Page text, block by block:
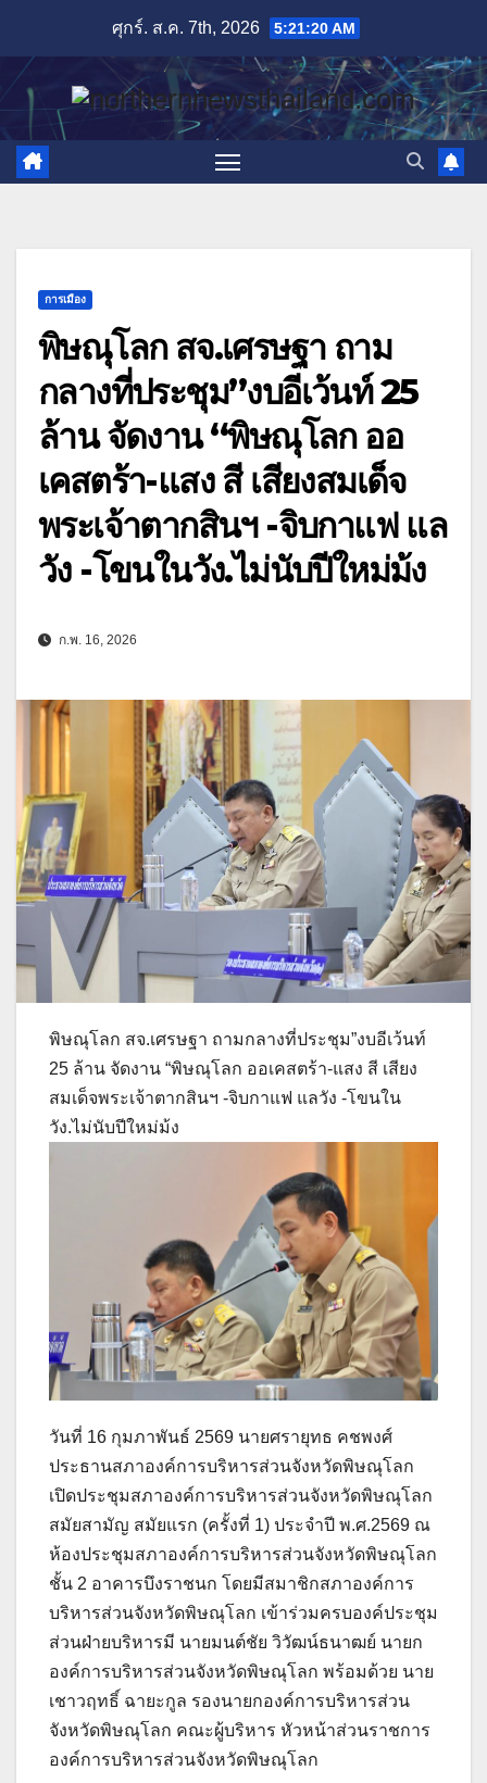
content
ศุกร์. ส.ค. 7th, 2026 5:21:21 AM
การเมือง
พิษณุโลก สจ.เศรษฐา ถาม
กลางที่ประชุม”งบอีเว้นท์ 25
ล้าน จัดงาน “พิษณุโลก ออ
เคสตร้า-แสง สี เสียงสมเด็จ
พระเจ้าตากสินฯ -จิบกาแฟ แล
วัง -โขนในวัง.ไม่นับปีใหม่ม้ง
ก.พ. 16, 2026
พิษณุโลก สจ.เศรษฐา ถามกลางที่ประชุม”งบอีเว้นท์
25 ล้าน จัดงาน “พิษณุโลก ออเคสตร้า-แสง สี เสียง
สมเด็จพระเจ้าตากสินฯ -จิบกาแฟ แลวัง -โขนใน
วัง.ไม่นับปีใหม่ม้ง
วันที่ 16 กุมภาพันธ์ 2569 นายศรายุทธ คชพงศ์
ประธานสภาองค์การบริหารส่วนจังหวัดพิษณุโลก
เปิดประชุมสภาองค์การบริหารส่วนจังหวัดพิษณุโลก
สมัยสามัญ สมัยแรก (ครั้งที่ 1) ประจำปี พ.ศ.2569 ณ
ห้องประชุมสภาองค์การบริหารส่วนจังหวัดพิษณุโลก
ชั้น 2 อาคารบึงราชนก โดยมีสมาชิกสภาองค์การ
บริหารส่วนจังหวัดพิษณุโลก เข้าร่วมครบองค์ประชุม
ส่วนฝ่ายบริหารมี นายมนต์ชัย วิวัฒน์ธนาฒย์ นายก
องค์การบริหารส่วนจังหวัดพิษณุโลก พร้อมด้วย นาย
เชาวฤทธิ์ ฉายะกูล รองนายกองค์การบริหารส่วน
จังหวัดพิษณุโลก คณะผู้บริหาร หัวหน้าส่วนราชการ
องค์การบริหารส่วนจังหวัดพิษณุโลก